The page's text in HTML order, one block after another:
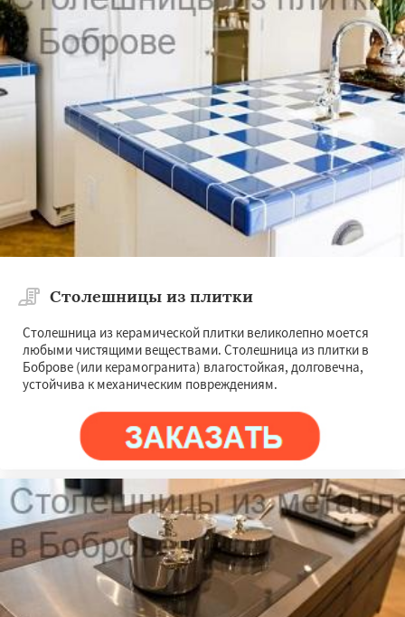
Столешницы из плитки
Столешница из керамической плитки великолепно моется
любыми чистящими веществами. Столешница из плитки в
Боброве (или керамогранита) влагостойкая, долговечна,
устойчива к механическим повреждениям.